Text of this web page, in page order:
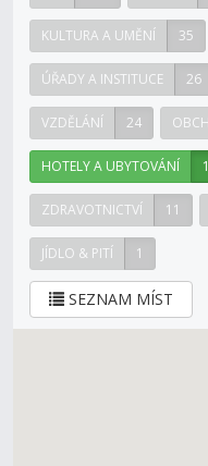
KULTURA A UMĚNÍ 35
ÚŘADY A INSTITUCE 26
VZDĚLÁNÍ 24
HOTELY A UBYTOVÁNÍ
ZDRAVOTNICTVÍ 11
JÍDLO & PITÍ 1
SEZNAM MÍST